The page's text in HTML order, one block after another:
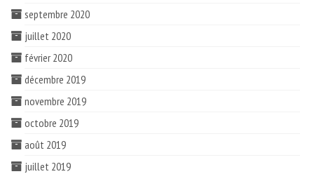
septembre 2020
juillet 2020
février 2020
décembre 2019
novembre 2019
octobre 2019
août 2019
juillet 2019